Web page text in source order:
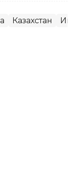
Казахстан